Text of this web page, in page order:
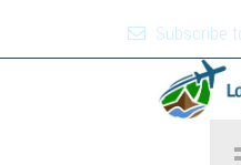
Subscribe